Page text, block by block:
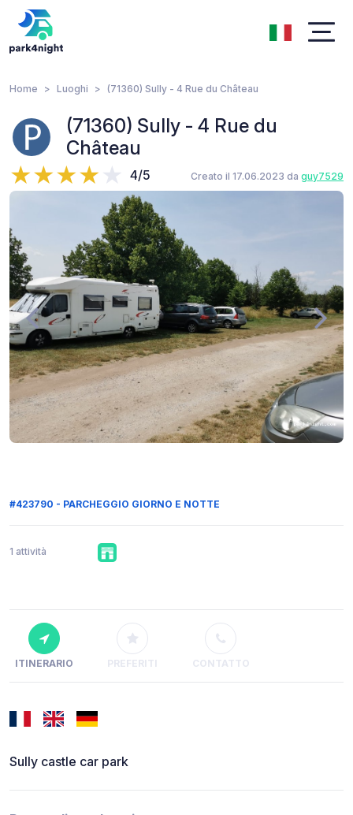
Home Luoghi (71360) Sully - 4 Rue du Château
(71360) Sully - 4 Rue du
Château
4/5 Creato il 17.06.2023 da guy7529
#423790 - PARCHEGGIO GIORNO E NOTTE
1 attività
ITINERARIO PREFERITI CONTATTO
Sully castle car park